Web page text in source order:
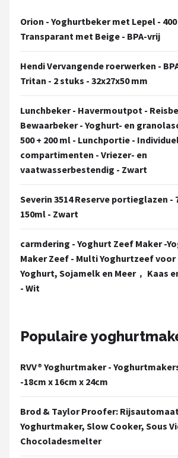
Orion - Yoghurtbeker met Lepel -
Transparant met Beige - BPA-vrij
Hendi Vervangende roerwerken -
Tritan - 2 stuks - 32x27x50 mm
Lunchbeker - Havermoutpot -
Bewaarbeker - Yoghurt- en
500 + 200 ml - Lunchportie -
compartimenten - Vriezer- en
vaatwasserbestendig - Zwart
Severin 3514 Reserve portieglazen -
150ml - Zwart
carmdering - Yoghurt Zeef Maker -
Maker Zeef - Multi Yoghurtzeef voor
Yoghurt, Sojamelk en Meer， Kaas
- Wit
Populaire
RVV® Yoghurtmaker -
-‎18cm x 16cm x 24cm
Brod & Taylor Proofer:
Yoghurtmaker, Slow Cooker, Sous
Chocoladesmelter